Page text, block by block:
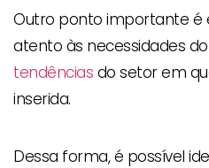
Outro ponto importante
atento às necessidades
tendências do setor em
inserida.
Dessa forma, é possível